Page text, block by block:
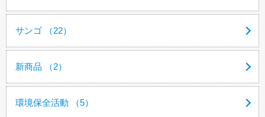
サンゴ （22）
新商品 （2）
環境保全活動 （5）